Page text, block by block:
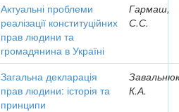
Актуальні проблеми
реалізації конституційних
прав людини та
громадянина в Україні
Гармаш,
С.С.
Загальна декларація
прав людини: історія та
принципи
К.А.